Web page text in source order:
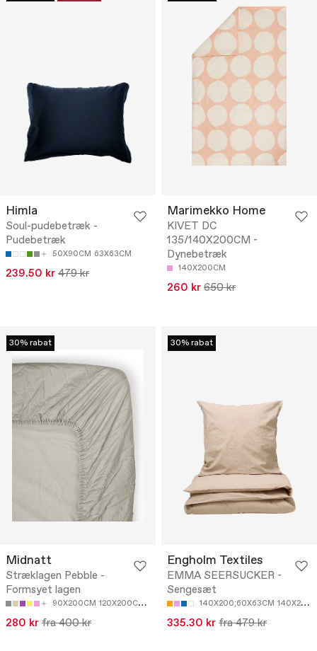
Himla
Soul-pudebetræk -
Pudebetræk
50X90CM 63X63CM
239.50 kr 479 kr
Marimekko Home
KIVET DC
135/140X200CM -
Dynebetræk
140X200CM
260 kr 650 kr
30% rabat
Midnatt
Stræklagen Pebble -
Formsyet lagen
90X200CM 120X200CM 140X200CM 160X200CM
280 kr fra 400 kr
30% rabat
Engholm Textiles
EMMA SEERSUCKER -
Sengesæt
140X200;60X63CM 140X220CM;60X63CM
335.30 kr fra 479 kr